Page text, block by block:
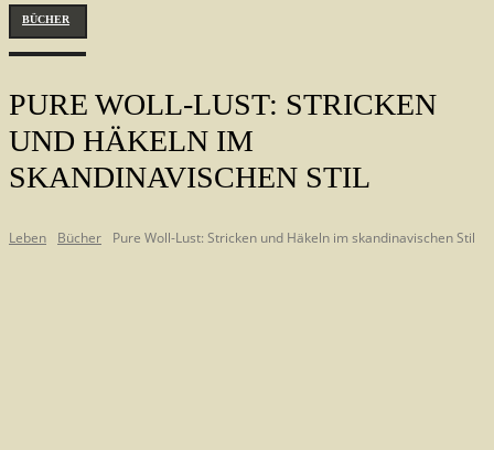
BÜCHER
PURE WOLL-LUST: STRICKEN
UND HÄKELN IM
SKANDINAVISCHEN STIL
Leben Bücher Pure Woll-Lust: Stricken und Häkeln im skandinavischen Stil